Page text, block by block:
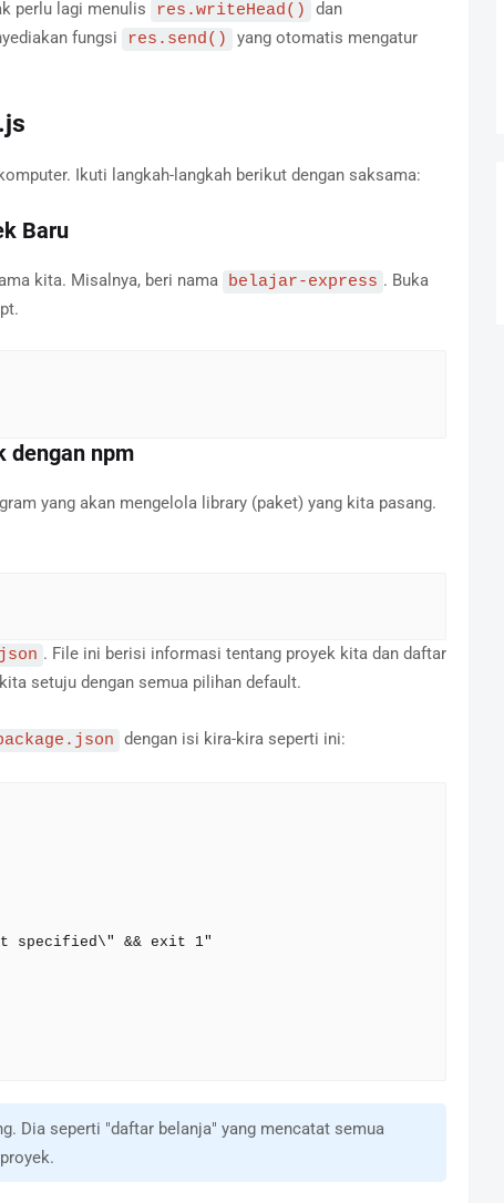
perlu lagi menulis res.writeHead() dan
fungsi res.send()
yang otomatis mengatur
Ikuti langkah-langkah berikut dengan saksama:
Baru
kita. Misalnya, beri nama belajar-express . Buka
dengan npm
yang akan mengelola library (paket) yang kita pasang.
. File ini berisi informasi tentang proyek kita dan daftar
setuju dengan semua pilihan default.
dengan isi kira-kira seperti ini:
Dia seperti "daftar belanja" yang mencatat semua